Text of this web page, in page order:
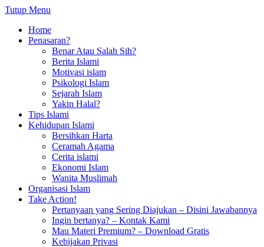
Tutup Menu
Home
Penasaran?
Benar Atau Salah Sih?
Berita Islami
Motivasi islam
Psikologi Islam
Sejarah Islam
Yakin Halal?
Tips Islami
Kehidupan Islami
Bersihkan Harta
Ceramah Agama
Cerita islami
Ekonomi Islam
Wanita Muslimah
Organisasi Islam
Take Action!
Pertanyaan yang Sering Diajukan – Disini Jawabannya
Ingin bertanya? – Kontak Kami
Mau Materi Premium? – Download Gratis
Kebijakan Privasi